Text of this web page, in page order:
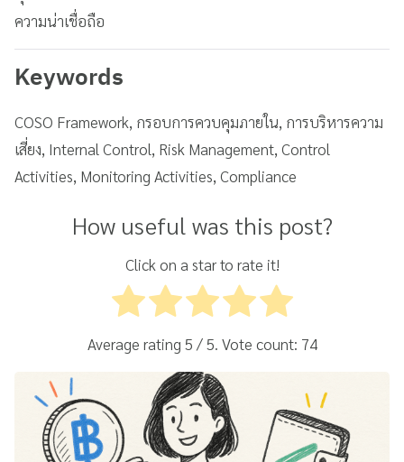
ความน่าเชื่อถือ
Keywords
COSO Framework, กรอบการควบคุมภายใน, การบริหารความ
เสี่ยง, Internal Control, Risk Management, Control
Activities, Monitoring Activities, Compliance
How useful was this post?
Click on a star to rate it!
Average rating 5 / 5. Vote count: 74